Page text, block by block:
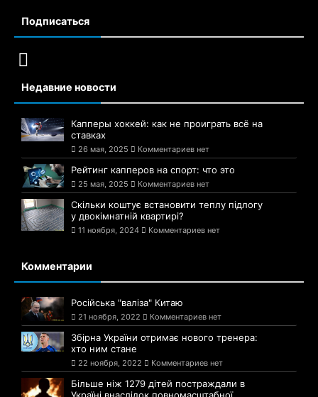
Подписаться
Недавние новости
Капперы хоккей: как не проиграть всё на
ставках
26 мая, 2025 Комментариев нет
Рейтинг капперов на спорт: что это
25 мая, 2025 Комментариев нет
Скільки коштує встановити теплу підлогу
у двокімнатній квартирі?
11 ноября, 2024 Комментариев нет
Комментарии
Російська "валіза" Китаю
21 ноября, 2022 Комментариев нет
Збірна України отримає нового тренера:
хто ним стане
22 ноября, 2022 Комментариев нет
Більше ніж 1279 дітей постраждали в
Україні внаслідок повномасштабної